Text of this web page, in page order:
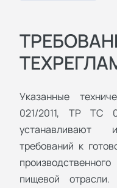
Указанные
021/2011, ТР ТС
устанавливают
требований к
пищевой